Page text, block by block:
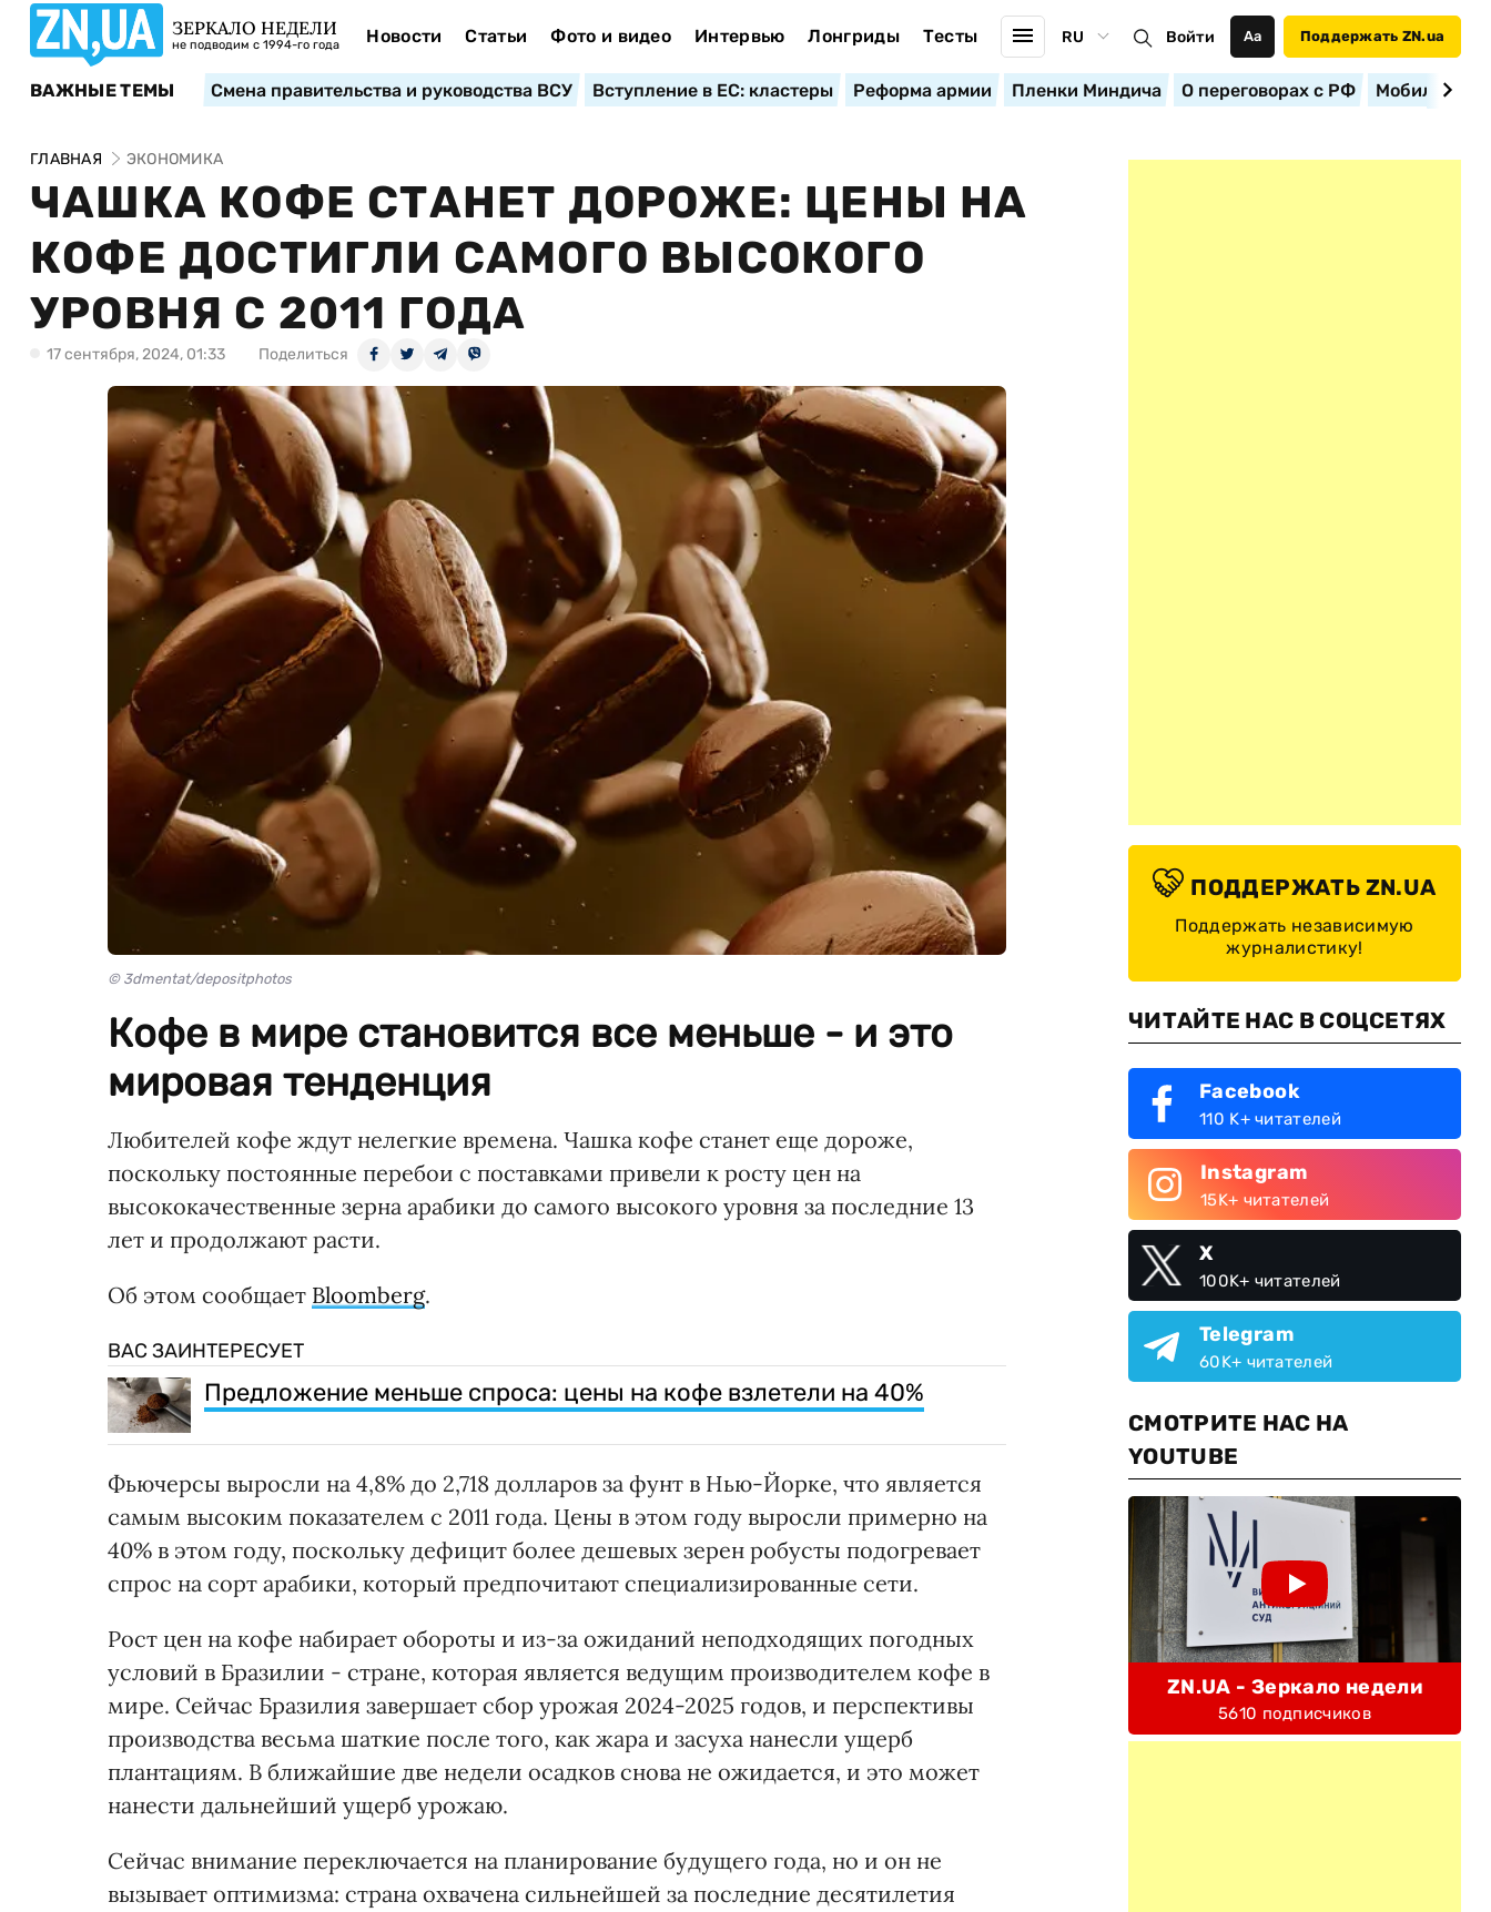
ЗЕРКАЛО НЕДЕЛИ
не подводим с 1994-го года Новости Статьи Фото и видео Интервью Лонгриды Тесты RU Войти Аа Поддержать ZN.ua
ВАЖНЫЕ ТЕМЫ Смена правительства и руководства ВСУ Вступление в ЕС: кластеры Реформа армии Пленки Миндича О переговорах с РФ
ГЛАВНАЯ ЭКОНОМИКА
ЧАШКА КОФЕ СТАНЕТ ДОРОЖЕ: ЦЕНЫ НА
КОФЕ ДОСТИГЛИ САМОГО ВЫСОКОГО
УРОВНЯ С 2011 ГОДА
17 сентября, 2024, 01:33 Поделиться
© 3dmentat/depositphotos
Кофе в мире становится все меньше - и это
мировая тенденция
Любителей кофе ждут нелегкие времена. Чашка кофе станет еще дороже,
поскольку постоянные перебои с поставками привели к росту цен на
высококачественные зерна арабики до самого высокого уровня за последние 13
лет и продолжают расти.
Об этом сообщает Bloomberg.
ВАС ЗАИНТЕРЕСУЕТ
Предложение меньше спроса: цены на кофе взлетели на 40%
Фьючерсы выросли на 4,8% до 2,718 долларов за фунт в Нью-Йорке, что является
самым высоким показателем с 2011 года. Цены в этом году выросли примерно на
40% в этом году, поскольку дефицит более дешевых зерен робусты подогревает
спрос на сорт арабики, который предпочитают специализированные сети.
Рост цен на кофе набирает обороты и из-за ожиданий неподходящих погодных
условий в Бразилии - стране, которая является ведущим производителем кофе в
мире. Сейчас Бразилия завершает сбор урожая 2024-2025 годов, и перспективы
производства весьма шаткие после того, как жара и засуха нанесли ущерб
плантациям. В ближайшие две недели осадков снова не ожидается, и это может
нанести дальнейший ущерб урожаю.
Сейчас внимание переключается на планирование будущего года, но и он не
вызывает оптимизма: страна охвачена сильнейшей за последние десятилетия
ПОДДЕРЖАТЬ ZN.UA
Поддержать независимую
журналистику!
ЧИТАЙТЕ НАС В СОЦСЕТЯХ
Facebook
110 K+ читателей
Instagram
15K+ читателей
X
100K+ читателей
Telegram
60K+ читателей
СМОТРИТЕ НАС НА
YOUTUBE
ZN.UA - Зеркало недели
5610 подписчиков